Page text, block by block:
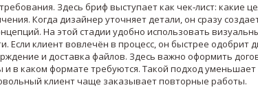
Здесь бриф выступает как чек‑лист: какие
Когда дизайнер уточняет детали, он сразу
На этой стадии удобно использовать
Если клиент вовлечён в процесс, он быстрее одобрит
и доставка файлов. Здесь важно оформить
и в каком формате требуются. Такой подход
клиент чаще заказывает повторные работы.